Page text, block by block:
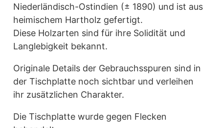
Niederländisch-Ostindien (± 1890) und ist aus
heimischem Hartholz gefertigt.
Diese Holzarten sind für ihre Solidität und
Langlebigkeit bekannt.
Originale Details der Gebrauchsspuren sind in
der Tischplatte noch sichtbar und verleihen
ihr zusätzlichen Charakter.
Die Tischplatte wurde gegen Flecken